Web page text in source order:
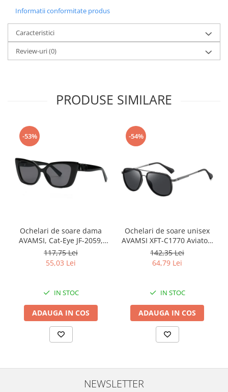
Informatii conformitate produs
Caracteristici
Review-uri(0)
PRODUSE SIMILARE
-53%
Ochelari de soare dama
AVAMSI, Cat-Eye JF-2059,
Negru
117,75 Lei
55,03 Lei
IN STOC
ADAUGA IN COS
-54%
Ochelari de soare unisex
AVAMSI XFT-C1770 Aviator,
Polarizati, Negru
142,35 Lei
64,79 Lei
IN STOC
ADAUGA IN COS
NEWSLETTER